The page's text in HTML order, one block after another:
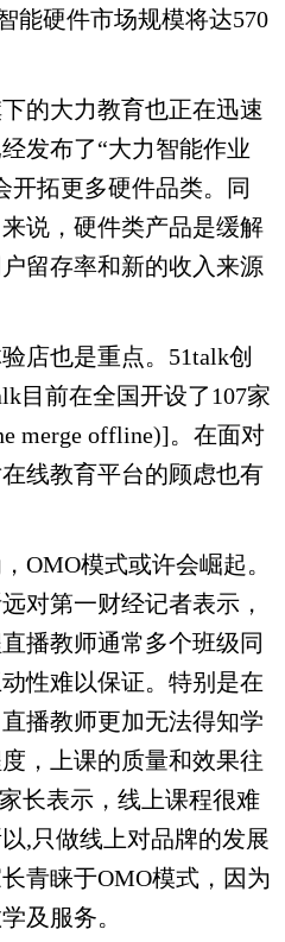
能硬件市场规模将达570
大力教育也正在迅速
发布了“大力智能作业
开拓更多硬件品类。同
说，硬件类产品是缓解
留存率和新的收入来源
也是重点。51talk创
目前在全国开设了107家
merge offline)]。在面对
线教育平台的顾虑也有
模式或许会崛起。
对第一财经记者表示，
播教师通常多个班级同
性难以保证。特别是在
播教师更加无法得知学
，上课的质量和效果往
长表示，线上课程很难
,只做线上对品牌的发展
青睐于OMO模式，因为
及服务。